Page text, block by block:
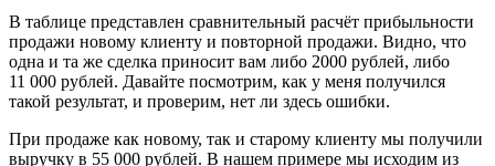
В таблице представлен сравнительный расчёт прибыльности
продажи новому клиенту и повторной продажи. Видно, что
одна и та же сделка приносит вам либо 2000 рублей, либо
11 000 рублей. Давайте посмотрим, как у меня получился
такой результат, и проверим, нет ли здесь ошибки.
При продаже как новому, так и старому клиенту мы получили
выручку в 55 000 рублей. В нашем примере мы исходим из